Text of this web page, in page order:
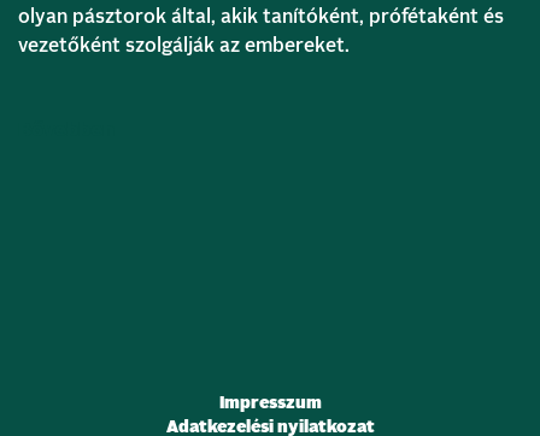
olyan pásztorok által, akik tanítóként, prófétaként és
vezetőként szolgálják az embereket.
Impresszum
Adatkezelési nyilatkozat